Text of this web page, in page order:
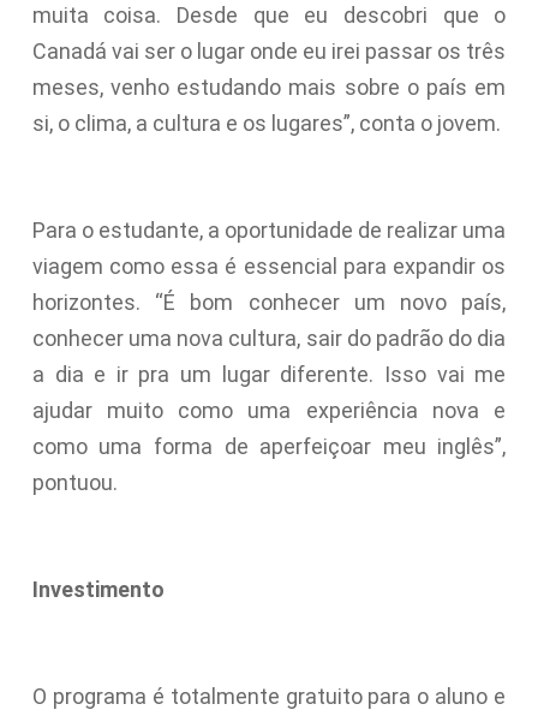
muita coisa. Desde que eu descobri que o
Canadá vai ser o lugar onde eu irei passar os três
meses, venho estudando mais sobre o país em
si, o clima, a cultura e os lugares”, conta o jovem.
Para o estudante, a oportunidade de realizar uma
viagem como essa é essencial para expandir os
horizontes. “É bom conhecer um novo país,
conhecer uma nova cultura, sair do padrão do dia
a dia e ir pra um lugar diferente. Isso vai me
ajudar muito como uma experiência nova e
como uma forma de aperfeiçoar meu inglês”,
pontuou.
Investimento
O programa é totalmente gratuito para o aluno e